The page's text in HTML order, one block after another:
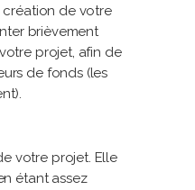
de votre
brièvement
projet, afin de
de fonds (les
votre projet. Elle
étant assez